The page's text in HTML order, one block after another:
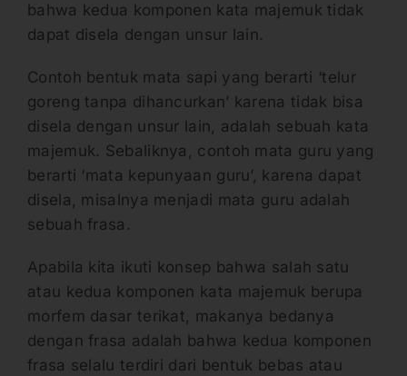
bahwa kedua komponen kata majemuk tidak
dapat disela dengan unsur lain.
Contoh bentuk mata sapi yang berarti ‘telur
goreng tanpa dihancurkan’ karena tidak bisa
disela dengan unsur lain, adalah sebuah kata
majemuk. Sebaliknya, contoh mata guru yang
berarti ‘mata kepunyaan guru’, karena dapat
disela, misalnya menjadi mata guru adalah
sebuah frasa.
Apabila kita ikuti konsep bahwa salah satu
atau kedua komponen kata majemuk berupa
morfem dasar terikat, makanya bedanya
dengan frasa adalah bahwa kedua komponen
frasa selalu terdiri dari bentuk bebas atau